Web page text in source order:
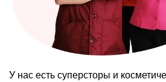
4 200
населенных пунктов
>361 000
У нас есть суперсторы и